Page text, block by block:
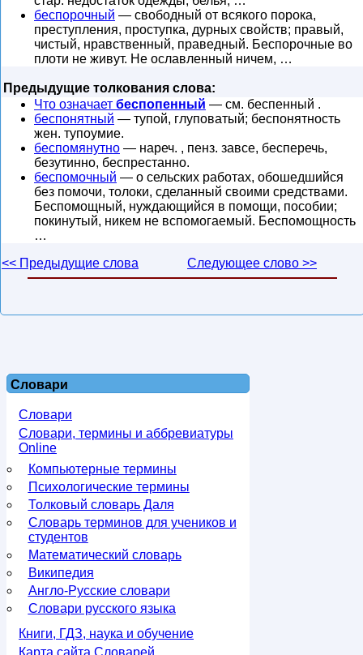
беспорочный — свободный от всякого порока,
преступления, проступка, дурных свойств; правый,
чистый, нравственный, праведный. Беспорочные во
плоти не живут. Не ославленный ничем, …
Предыдущие толкования слова:
Что означает беспопенный — см. беспенный .
беспонятный — тупой, глуповатый; беспонятность
жен. тупоумие.
беспомянутно — нареч. , пенз. завсе, бесперечь,
безутинно, беспрестанно.
беспомочный — о сельских работах, обошедшийся
без помочи, толоки, сделанный своими средствами.
Беспомощный, нуждающийся в помощи, пособии;
покинутый, никем не вспомогаемый. Беспомощность
…
<< Предыдущие слова
Следующее слово >>
Словари
Словари
Словари, термины и аббревиатуры
Online
Компьютерные термины
Психологические термины
Толковый словарь Даля
Словарь терминов для учеников и
студентов
Математический словарь
Википедия
Англо-Русские словари
Словари русского языка
Книги, ГДЗ, наука и обучение
Карта сайта Словарей